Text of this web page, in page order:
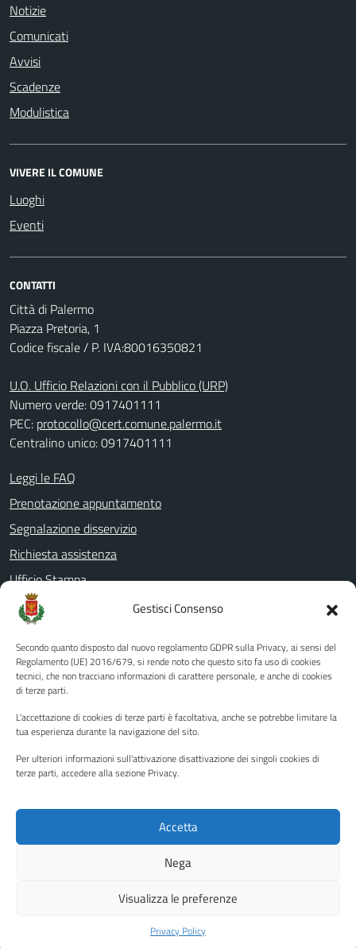
Gestisci Consenso
Secondo quanto disposto dal nuovo regolamento GDPR sulla Privacy, ai sensi del
Regolamento (UE) 2016/679, si rende noto che questo sito fa uso di cookies
tecnici, che non tracciano informazioni di carattere personale, e anche di cookies
di terze parti.
L'accettazione di cookies di terze parti è facoltativa, anche se potrebbe limitare la
tua esperienza durante la navigazione del sito.
Per ulteriori informazioni sull'attivazione disattivazione dei singoli cookies di
terze parti, accedere alla sezione Privacy.
Accetta
Nega
Visualizza le preferenze
Privacy Policy
Notizie
Comunicati
Avvisi
Scadenze
Modulistica
VIVERE IL COMUNE
Luoghi
Eventi
CONTATTI
Città di Palermo
Piazza Pretoria, 1
Codice fiscale / P. IVA:80016350821
U.O. Ufficio Relazioni con il Pubblico (URP)
Numero verde: 0917401111
PEC: protocollo@cert.comune.palermo.it
Centralino unico: 0917401111
Leggi le FAQ
Prenotazione appuntamento
Segnalazione disservizio
Richiesta assistenza
Ufficio Stampa
Amministrazione Trasparente
Albo pretorio
Informativa privacy
Note legali
Piano di miglioramento del sito
Instagram